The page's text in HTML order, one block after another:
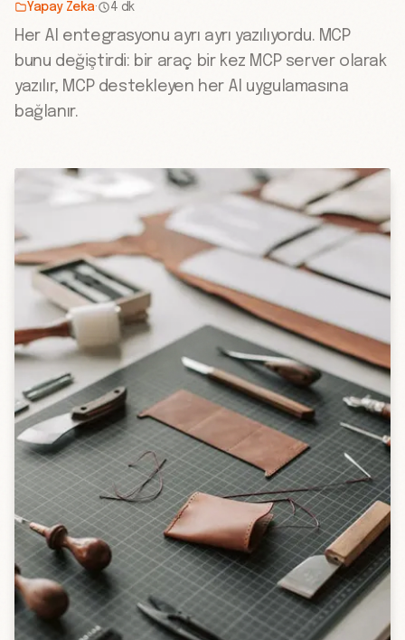
Yapay Zeka· 4 dk
Her AI entegrasyonu ayrı ayrı yazılıyordu. MCP
bunu değiştirdi: bir araç bir kez MCP server olarak
yazılır, MCP destekleyen her AI uygulamasına
bağlanır.